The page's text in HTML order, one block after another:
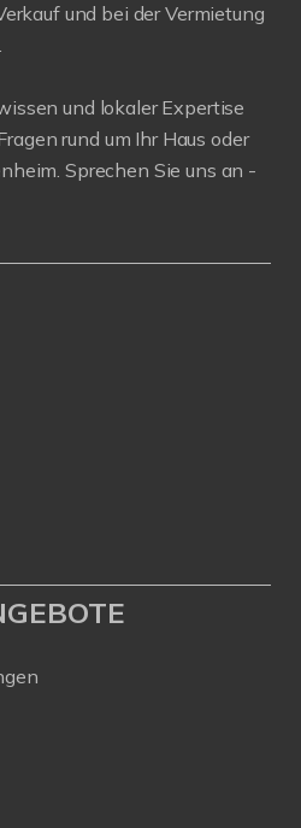
und bei der Vermietung
und lokaler Expertise
rund um Ihr Haus oder
Sprechen Sie uns an -